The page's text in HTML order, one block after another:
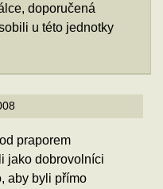
doporučená
u této jednotky
praporem
jako dobrovolníci
aby byli přímo